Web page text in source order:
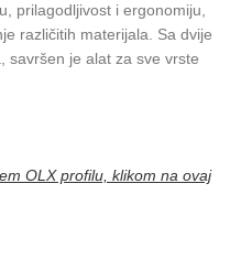
prilagodljivost i ergonomiju,
različitih materijala. Sa dvije
savršen je alat za sve vrste
OLX profilu, klikom na ovaj